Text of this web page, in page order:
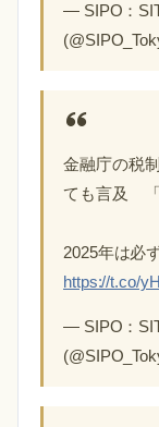
— SIPO：
金融庁の税
ても言及 「
2025年は必
https://t.co/
— SIPO：